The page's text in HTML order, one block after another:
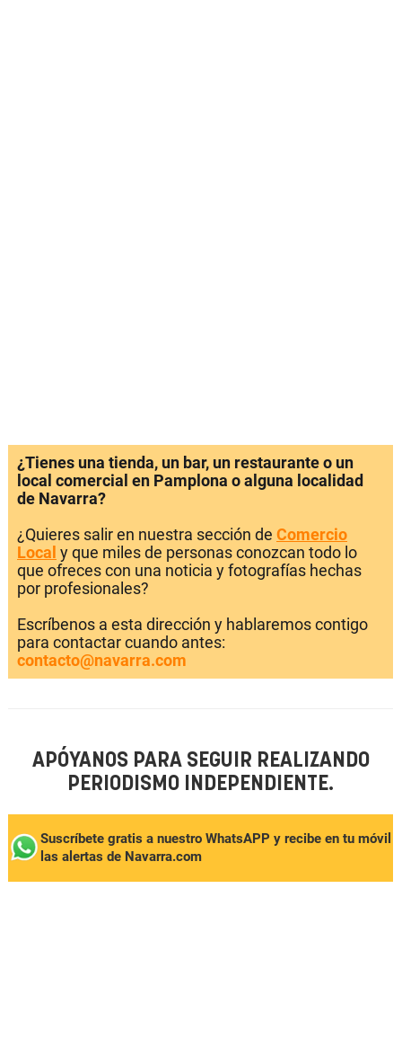
¿Tienes una tienda, un bar, un restaurante o un
local comercial en Pamplona o alguna localidad
de Navarra?
¿Quieres salir en nuestra sección de Comercio
Local y que miles de personas conozcan todo lo
que ofreces con una noticia y fotografías hechas
por profesionales?
Escríbenos a esta dirección y hablaremos contigo
para contactar cuando antes:
contacto@navarra.com
APÓYANOS PARA SEGUIR REALIZANDO
PERIODISMO INDEPENDIENTE.
Suscríbete gratis a nuestro WhatsAPP y recibe en tu móvil
las alertas de Navarra.com